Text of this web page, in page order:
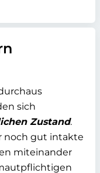
sich
Zustand.
noch gut intakte
miteinander